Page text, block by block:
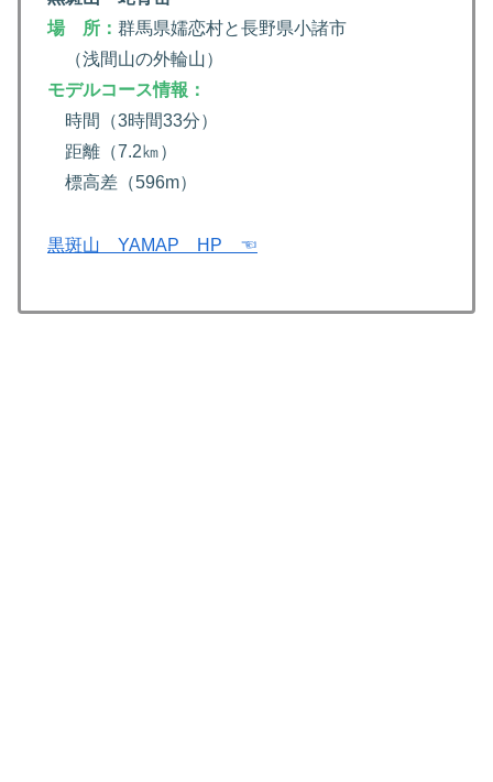
場 所： 群馬県嬬恋村と長野県小諸市
（浅間山の外輪山）
モデルコース情報：
時間（3時間33分）
距離（7.2㎞）
標高差（596m）
黒斑山 YAMAP HP ☜